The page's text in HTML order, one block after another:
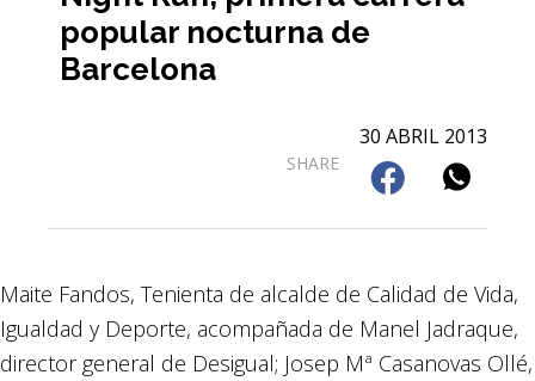
popular nocturna de
Barcelona
30 ABRIL 2013
SHARE
Maite Fandos, Tenienta de alcalde de Calidad de Vida,
Igualdad y Deporte, acompañada de Manel Jadraque,
director general de Desigual; Josep Mª Casanovas Ollé,